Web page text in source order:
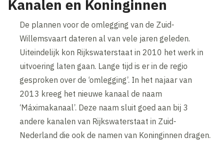
Kanalen en Koninginnen
De plannen voor de omlegging van de Zuid-
Willemsvaart dateren al van vele jaren geleden.
Uiteindelijk kon Rijkswaterstaat in 2010 het werk in
uitvoering laten gaan. Lange tijd is er in de regio
gesproken over de ‘omlegging’. In het najaar van
2013 kreeg het nieuwe kanaal de naam
‘Máximakanaal’. Deze naam sluit goed aan bij 3
andere kanalen van Rijkswaterstaat in Zuid-
Nederland die ook de namen van Koninginnen dragen.